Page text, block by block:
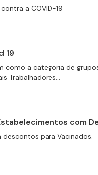
a COVID-19
19
a categoria de
Trabalhadores...
com
para Vacinados.